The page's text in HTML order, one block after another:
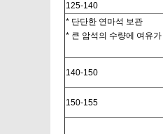
125-140
* 단단한 연마석 보관
* 큰 암석의 수량에 여유
140-150
150-155